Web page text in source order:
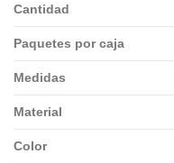
Cantidad
Paquetes por caja
Medidas
Material
Color